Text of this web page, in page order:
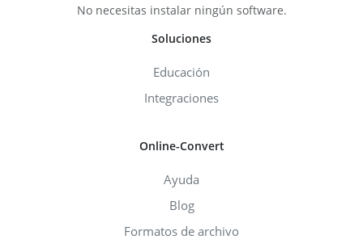
No necesitas instalar ningún software.
Soluciones
Educación
Integraciones
Online-Convert
Ayuda
Blog
Formatos de archivo